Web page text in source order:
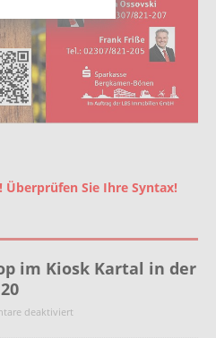
Überprüfen Sie Ihre Syntax!
im Kiosk Kartal in der
deaktiviert